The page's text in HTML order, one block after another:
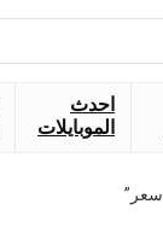
احدث
الموبايلات